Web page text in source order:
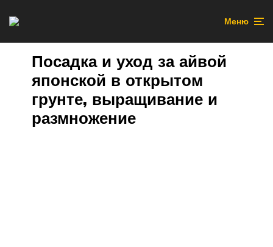
Меню
Посадка и уход за айвой
японской в открытом
грунте, выращивание и
размножение